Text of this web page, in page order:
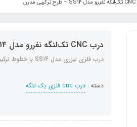
درب CNC تک‌لنگه نفررو مدل SS14 – طرح ترکیبی مدرن
درب فلزی لیزری مدل SS14 با خطوط ترکیبی و رنگ الکترواستاتیک
دسته : درب cnc فلزی یک لنگه